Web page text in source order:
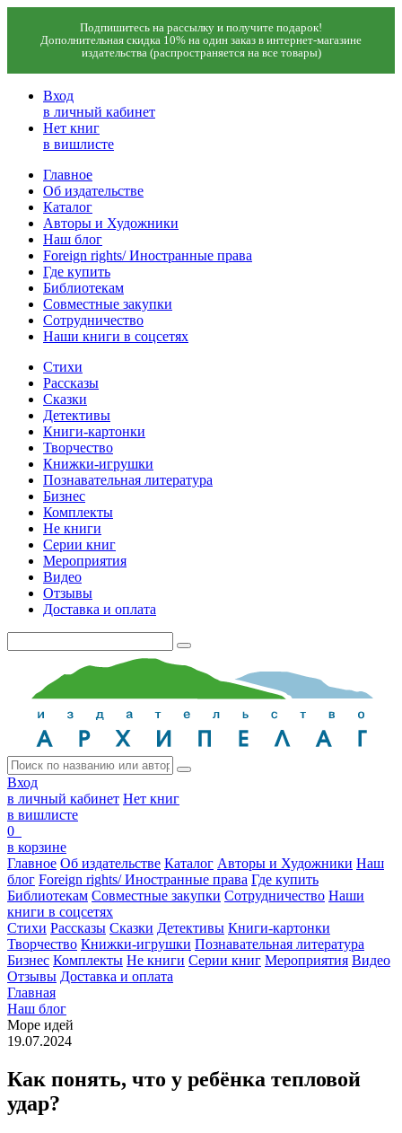
Подпишитесь на рассылку и получите подарок!
Дополнительная скидка 10% на один заказ в интернет-магазине
издательства (распространяется на все товары)
Вход
в личный кабинет
Нет книг
в вишлисте
Главное
Об издательстве
Каталог
Авторы и Художники
Наш блог
Foreign rights/ Иностранные права
Где купить
Библиотекам
Совместные закупки
Сотрудничество
Наши книги в соцсетях
Стихи
Рассказы
Сказки
Детективы
Книги-картонки
Творчество
Книжки-игрушки
Познавательная литература
Бизнес
Комплекты
Не книги
Серии книг
Мероприятия
Видео
Отзывы
Доставка и оплата
Вход
в личный кабинет Нет книг
в вишлисте
0
в корзине
Главное Об издательстве Каталог Авторы и Художники Наш
блог Foreign rights/ Иностранные права Где купить
Библиотекам Совместные закупки Сотрудничество Наши
книги в соцсетях
Стихи Рассказы Сказки Детективы Книги-картонки
Творчество Книжки-игрушки Познавательная литература
Бизнес Комплекты Не книги Серии книг Мероприятия Видео
Отзывы Доставка и оплата
Главная
Наш блог
Море идей
19.07.2024
Как понять, что у ребёнка тепловой
удар?